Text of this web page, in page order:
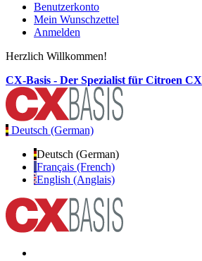
Benutzerkonto
Mein Wunschzettel
Anmelden
Herzlich Willkommen!
CX-Basis - Der Spezialist für Citroen CX
Deutsch (German)
Deutsch (German)
Français (French)
English (Anglais)